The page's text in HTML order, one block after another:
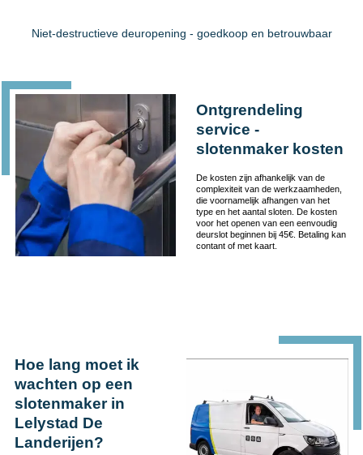
Niet-destructieve deuropening - goedkoop en betrouwbaar
Ontgrendeling
service -
slotenmaker kosten
De kosten zijn afhankelijk van de
complexiteit van de werkzaamheden,
die voornamelijk afhangen van het
type en het aantal sloten. De kosten
voor het openen van een eenvoudig
deurslot beginnen bij 45€. Betaling kan
contant of met kaart.
Hoe lang moet ik
wachten op een
slotenmaker in
Lelystad De
Landerijen?